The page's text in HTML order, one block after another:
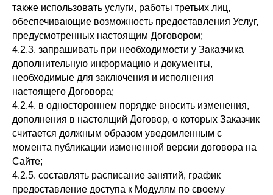
также использовать услуги, работы третьих лиц,
обеспечивающие возможность предоставления Услуг,
предусмотренных настоящим Договором;
4.2.3. запрашивать при необходимости у Заказчика
дополнительную информацию и документы,
необходимые для заключения и исполнения
настоящего Договора;
4.2.4. в одностороннем порядке вносить изменения,
дополнения в настоящий Договор, о которых Заказчик
считается должным образом уведомленным с
момента публикации измененной версии договора на
Сайте;
4.2.5. составлять расписание занятий, график
предоставление доступа к Модулям по своему